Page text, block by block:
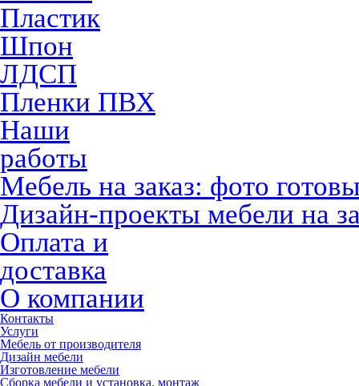
Пластик
Шпон
ЛДСП
Пленки ПВХ
Наши
работы
Мебель на заказ: фото
Дизайн-проекты мебели на
Оплата и
доставка
О компании
Контакты
Услуги
Мебель от производителя
Дизайн мебели
Изготовление мебели
Сборка мебели и установка, монтаж